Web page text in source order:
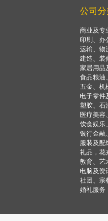
公司
商业及专
印刷、办
运输、物
建造、装
家居用品
食品粮油
五金、机
电子零件
塑胶、石
医疗美容
饮食娱乐
银行金融
服装及配
礼品，花
教育、艺
电脑及资
社团、宗
婚礼服务